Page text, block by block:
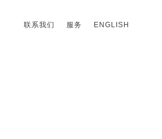
联系我们 服务 ENGLISH